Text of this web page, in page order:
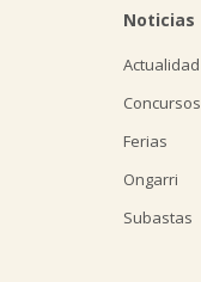
Noticias
Actualidad
Concursos
Ferias
Ongarri
Subastas